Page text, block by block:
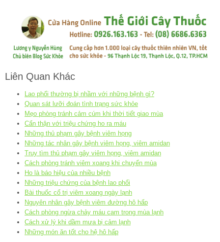
Liên Quan Khác
Lao phổi thường bị nhầm với những bệnh gì?
Quan sát lưỡi đoán tình trạng sức khỏe
Mẹo phòng tránh cảm cúm khi thời tiết giao mùa
Cẩn thận với triệu chứng ho ra máu
Những thủ phạm gây bệnh viêm họng
Những tác nhân gây bệnh viêm họng, viêm amidan
Truy tìm thủ phạm gây viêm họng, viêm amidan
Cách phòng tránh viêm xoang khi chuyển mùa
Ho là báo hiệu của nhiều bệnh
Những triệu chứng của bệnh lao phổi
Bài thuốc cổ trị viêm xoang ngày lạnh
Nguyên nhân gây bệnh viêm đường hô hấp
Cách phòng ngừa chảy máu cam trong mùa lạnh
Cách xử lý khi dầm mưa bị cảm lạnh
Những món ăn tốt cho hệ hô hấp